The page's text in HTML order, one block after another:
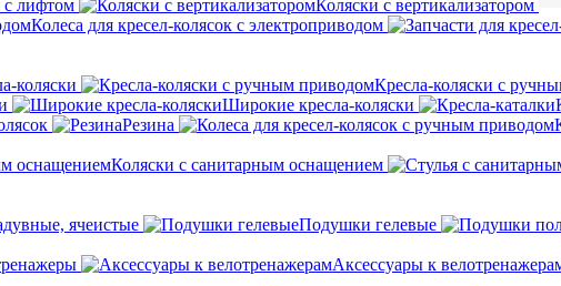
с лифтом Коляски с вертикализатором
Колеса для кресел-колясок с электроприводом
коляски
Кресла-коляски с
Широкие кресла-коляски
Резина
Коляски с санитарным оснащением
ячеистые
Подушки гелевые
Аксессуары к